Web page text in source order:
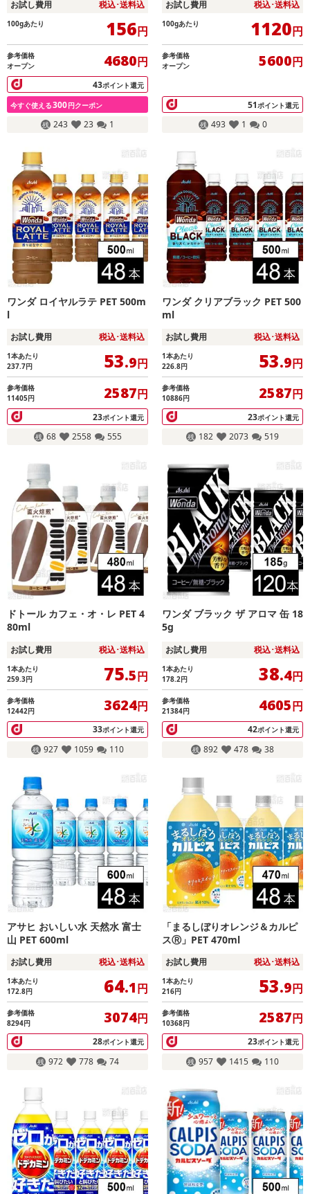
お試し費用 税込･送料込
100gあたり 156円
参考価格
オープン
4680円
43ポイント還元
今すぐ使える300円クーポン
243 23 1
お試し費用 税込･送料込
100gあたり 1120円
参考価格
オープン
5600円
51 ポイント還元
493 1 0
ワンダ ロイヤルラテ PET 500m
l
お試し費用 税込･送料込
1本あたり
237.7円 53.9円
参考価格
11405円
2587円
23ポイント還元
68 2558 555
ワンダ クリアブラック PET 500
ml
お試し費用 税込･送料込
1本あたり
226.8円 53.9円
参考価格
10886円
2587円
23ポイント還元
182 2073 519
ドトール カフェ・オ・レ PET 4
80ml
お試し費用 税込･送料込
1本あたり
259.3円 75.5円
参考価格
12442円
3624円
33ポイント還元
927 1059 110
ワンダ ブラック ザ アロマ 缶 18
5g
お試し費用 税込･送料込
1本あたり
178.2円 38.4円
参考価格
21384円
4605円
42ポイント還元
892 478 38
アサヒ おいしい水 天然水 富士
山 PET 600ml
お試し費用 税込･送料込
1本あたり
172.8円 64.1円
参考価格
8294円
3074円
28ポイント還元
972 778 74
「まるしぼりオレンジ＆カルピ
スⓇ」PET 470ml
お試し費用 税込･送料込
1本あたり
216円 53.9円
参考価格
10368円
2587円
23ポイント還元
957 1415 110